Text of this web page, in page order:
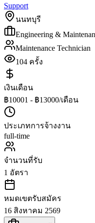
Support
นนทบุรี
Engineering &
Maintenance Technician
104 ครั้ง
เงินเดือน
฿10001 - ฿13000/เดือน
ประเภทการจ้างงาน
full-time
จำนวนที่รับ
1 อัตรา
หมดเขตรับสมัคร
16 สิงหาคม 2569